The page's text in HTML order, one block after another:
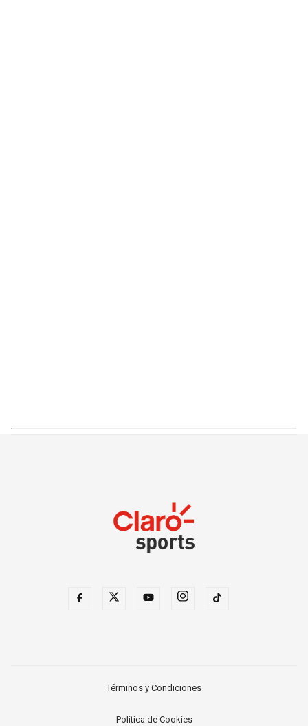
Términos y Condiciones
Política de Cookies